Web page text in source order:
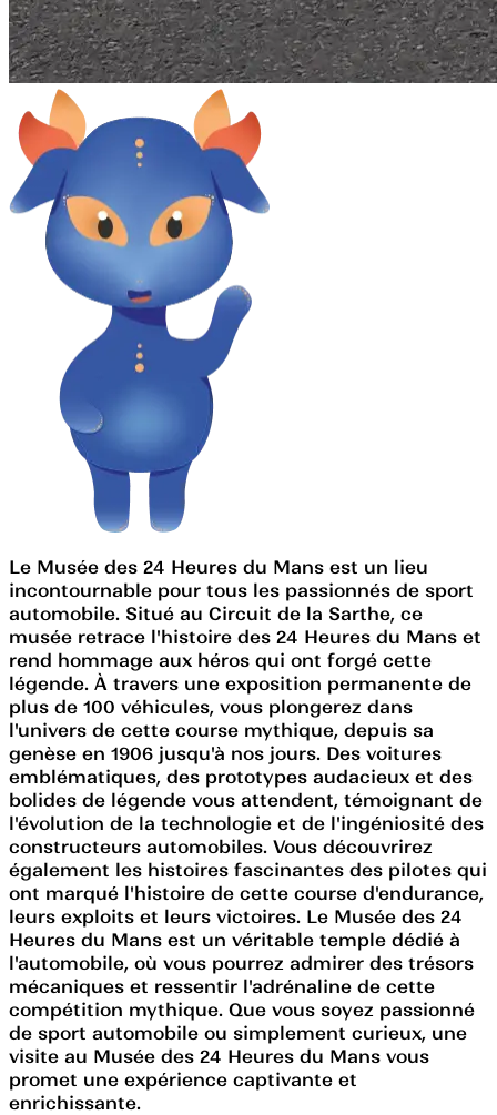
Le Musée des 24 Heures du Mans est un lieu
incontournable pour tous les passionnés de sport
automobile. Situé au Circuit de la Sarthe, ce
musée retrace l'histoire des 24 Heures du Mans et
rend hommage aux héros qui ont forgé cette
légende. À travers une exposition permanente de
plus de 100 véhicules, vous plongerez dans
l'univers de cette course mythique, depuis sa
genèse en 1906 jusqu'à nos jours. Des voitures
emblématiques, des prototypes audacieux et des
bolides de légende vous attendent, témoignant de
l'évolution de la technologie et de l'ingéniosité des
constructeurs automobiles. Vous découvrirez
également les histoires fascinantes des pilotes qui
ont marqué l'histoire de cette course d'endurance,
leurs exploits et leurs victoires. Le Musée des 24
Heures du Mans est un véritable temple dédié à
l'automobile, où vous pourrez admirer des trésors
mécaniques et ressentir l'adrénaline de cette
compétition mythique. Que vous soyez passionné
de sport automobile ou simplement curieux, une
visite au Musée des 24 Heures du Mans vous
promet une expérience captivante et
enrichissante.